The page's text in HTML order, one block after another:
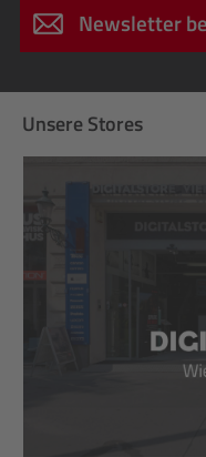
Newsletter
Unsere Stores